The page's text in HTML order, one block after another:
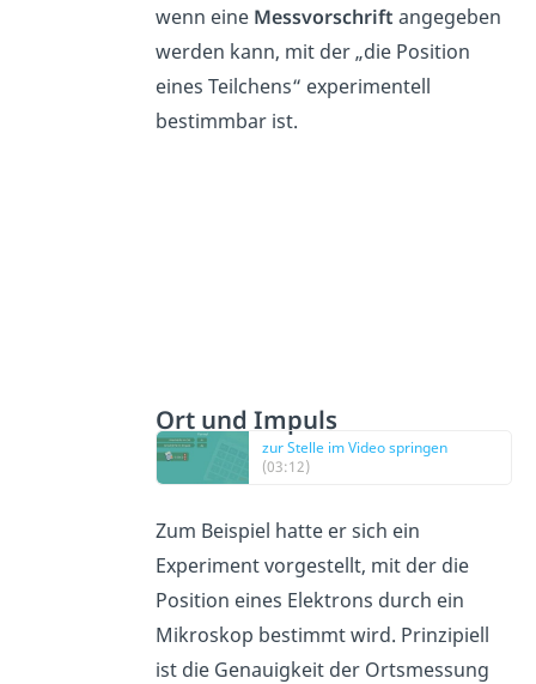
wenn eine Messvorschrift angegeben
werden kann, mit der „die Position
eines Teilchens“ experimentell
bestimmbar ist.
Ort und Impuls
zur Stelle im Video springen
(03:12)
Zum Beispiel hatte er sich ein
Experiment vorgestellt, mit der die
Position eines Elektrons durch ein
Mikroskop bestimmt wird. Prinzipiell
ist die Genauigkeit der Ortsmessung